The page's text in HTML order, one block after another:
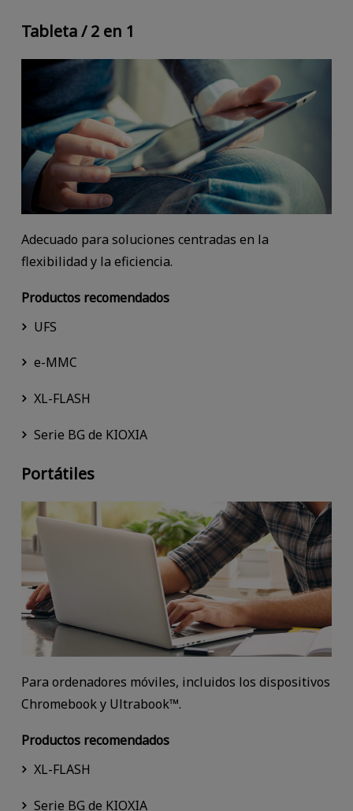
Tableta / 2 en 1
Adecuado para soluciones centradas en la
flexibilidad y la eficiencia.
Productos recomendados
UFS
e-MMC
XL-FLASH
Serie BG de KIOXIA
Portátiles
Para ordenadores móviles, incluidos los dispositivos
Chromebook y Ultrabook™.
Productos recomendados
XL-FLASH
Serie BG de KIOXIA